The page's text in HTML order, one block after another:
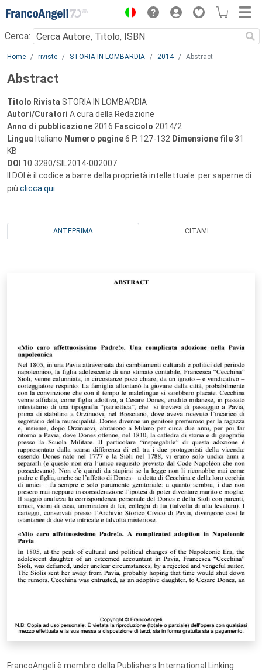
Menu
Cerca:
Main content
Home riviste STORIA IN LOMBARDIA 2014 Abstract
Abstract
Titolo Rivista STORIA IN LOMBARDIA
Autori/Curatori A cura della Redazione
Anno di pubblicazione 2016 Fascicolo 2014/2
Lingua Italiano Numero pagine6 P. 127-132 Dimensione file 31
KB
DOI 10.3280/SIL2014-002007
Il DOI è il codice a barre della proprietà intellettuale: per saperne di
più clicca qui
ANTEPRIMA CITAMI
FrancoAngeli è membro della Publishers International Linking